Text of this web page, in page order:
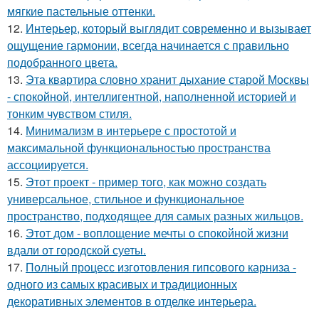
мягкие пастельные оттенки.
12. Интерьер, который выглядит современно и вызывает
ощущение гармонии, всегда начинается с правильно
подобранного цвета.
13. Эта квартира словно хранит дыхание старой Москвы
- спокойной, интеллигентной, наполненной историей и
тонким чувством стиля.
14. Минимализм в интерьере с простотой и
максимальной функциональностью пространства
ассоциируется.
15. Этот проект - пример того, как можно создать
универсальное, стильное и функциональное
пространство, подходящее для самых разных жильцов.
16. Этот дом - воплощение мечты о спокойной жизни
вдали от городской суеты.
17. Полный процесс изготовления гипсового карниза -
одного из самых красивых и традиционных
декоративных элементов в отделке интерьера.